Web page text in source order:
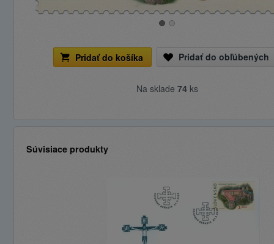
Pridať do košíka Pridať do obľúbených
Na sklade 74ks
Súvisiace produkty